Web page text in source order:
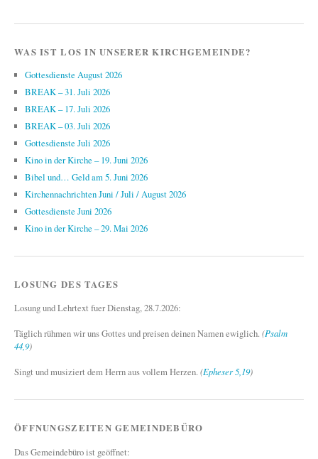
WAS IST LOS IN UNSERER KIRCHGEMEINDE?
Gottesdienste August 2026
BREAK – 31. Juli 2026
BREAK – 17. Juli 2026
BREAK – 03. Juli 2026
Gottesdienste Juli 2026
Kino in der Kirche – 19. Juni 2026
Bibel und… Geld am 5. Juni 2026
Kirchennachrichten Juni / Juli / August 2026
Gottesdienste Juni 2026
Kino in der Kirche – 29. Mai 2026
LOSUNG DES TAGES
Losung und Lehrtext fuer Dienstag, 28.7.2026:
Täglich rühmen wir uns Gottes und preisen deinen Namen ewiglich.(Psalm
44,9)
Singt und musiziert dem Herrn aus vollem Herzen.(Epheser 5,19)
ÖFFNUNGSZEITEN GEMEINDEBÜRO
Das Gemeindebüro ist geöffnet: